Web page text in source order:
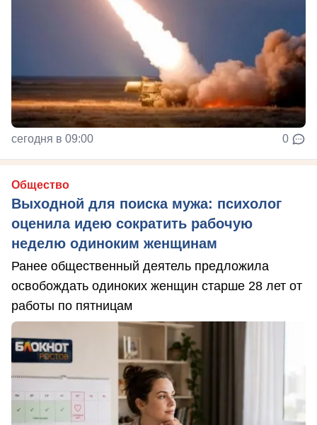
сегодня в 09:00 0
Общество
Выходной для поиска мужа: психолог
оценила идею сократить рабочую
неделю одиноким женщинам
Ранее общественный деятель предложила
освобождать одиноких женщин старше 28 лет от
работы по пятницам